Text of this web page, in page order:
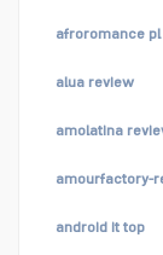
afroromance
alua review
amolatina
amourfactory-
android it top